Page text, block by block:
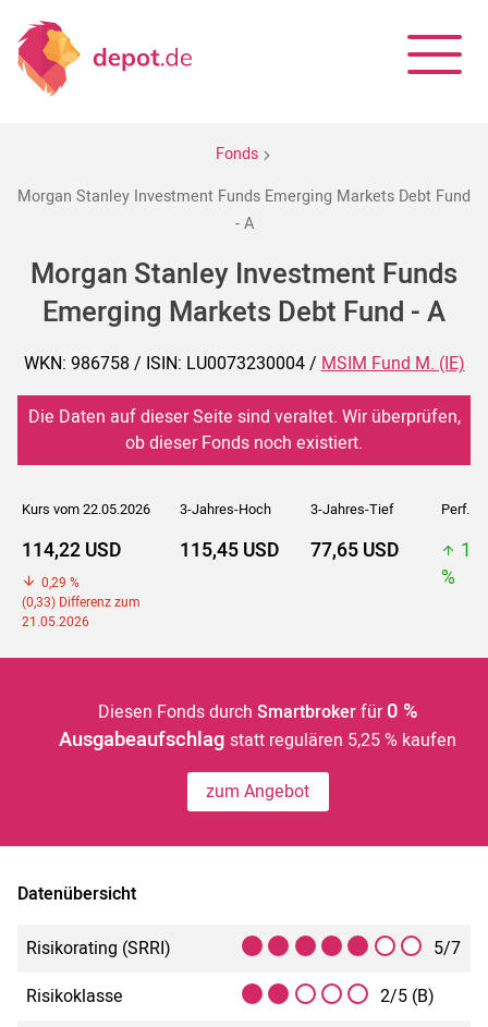
Fonds
Morgan Stanley Investment Funds Emerging Markets Debt Fund
- A
Morgan Stanley Investment Funds
Emerging Markets Debt Fund - A
WKN: 986758 / ISIN: LU0073230004 /MSIM Fund M. (IE)
Die Daten auf dieser Seite sind veraltet. Wir überprüfen,
ob dieser Fonds noch existiert.
Kurs vom 22.05.2026 3-Jahres-Hoch 3-Jahres-Tief Perf. 5J
114,22 USD
0,29 %
(0,33) Differenz zum
21.05.2026
115,45 USD 77,65 USD
%
Diesen Fonds durch Smartbrokerfür 0 %
Ausgabeaufschlagstatt regulären 5,25 % kaufen
zum Angebot
Datenübersicht
Risikorating (SRRI)
5/7
Risikoklasse
2/5 (B)